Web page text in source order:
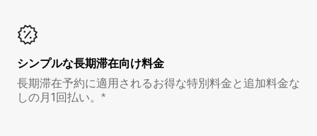
シンプルな長期滞在向け料金
長期滞在予約に適用されるお得な特別料金と追加料金な
しの月1回払い。*